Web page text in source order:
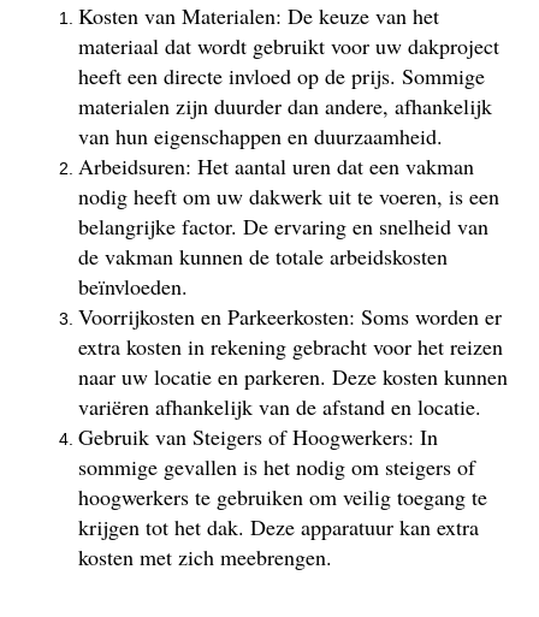
Kosten van Materialen: De keuze van het
materiaal dat wordt gebruikt voor uw dakproject
heeft een directe invloed op de prijs. Sommige
materialen zijn duurder dan andere, afhankelijk
van hun eigenschappen en duurzaamheid.
Arbeidsuren: Het aantal uren dat een vakman
nodig heeft om uw dakwerk uit te voeren, is een
belangrijke factor. De ervaring en snelheid van
de vakman kunnen de totale arbeidskosten
beïnvloeden.
Voorrijkosten en Parkeerkosten: Soms worden er
extra kosten in rekening gebracht voor het reizen
naar uw locatie en parkeren. Deze kosten kunnen
variëren afhankelijk van de afstand en locatie.
Gebruik van Steigers of Hoogwerkers: In
sommige gevallen is het nodig om steigers of
hoogwerkers te gebruiken om veilig toegang te
krijgen tot het dak. Deze apparatuur kan extra
kosten met zich meebrengen.